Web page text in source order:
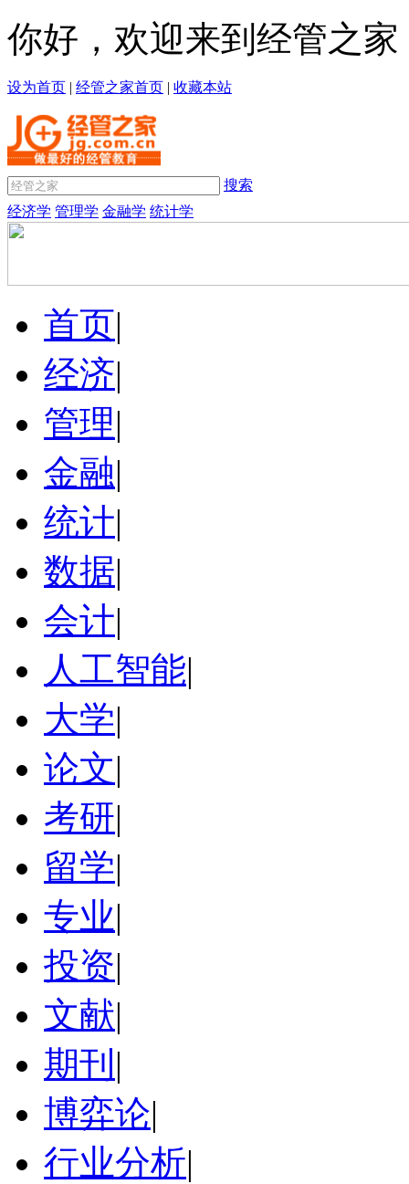
你好，欢迎来到经管之家
设为首页 | 经管之家首页 | 收藏本站
搜索
经济学 管理学 金融学 统计学
首页|
经济|
管理|
金融|
统计|
数据|
会计|
人工智能|
大学|
论文|
考研|
留学|
专业|
投资|
文献|
期刊 |
博弈论|
行业分析|